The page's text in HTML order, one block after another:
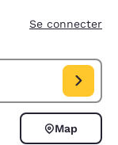
Se connecter
États-Unis. Date
Map